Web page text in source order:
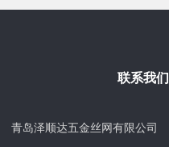
联系我们
青岛泽顺达五金丝网有限公司